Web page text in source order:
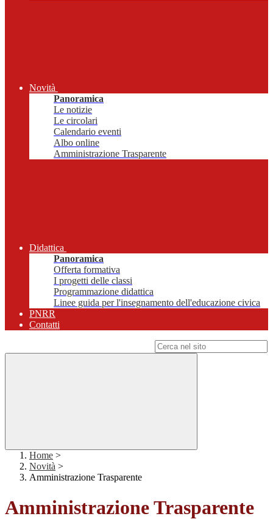
Novità
Panoramica
Le notizie
Le circolari
Calendario eventi
Albo online
Amministrazione Trasparente
Didattica
Panoramica
Offerta formativa
I progetti delle classi
Programmazione didattica
Linee guida per l'insegnamento dell'educazione civica
PNRR
Contatti
Home >
Novità >
Amministrazione Trasparente
Amministrazione Trasparente